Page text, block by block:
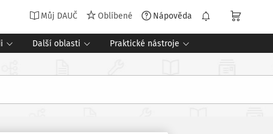
Můj DAUČ Oblíbené Nápověda
Další oblasti Praktické nástroje